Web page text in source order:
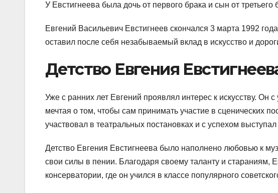
У Евстигнеева была дочь от первого брака и сын от третьего
Евгений Васильевич Евстигнеев скончался 3 марта 1992
оставил после себя незабываемый вклад в искусство и
Детство Евгения
Уже с ранних лет Евгений проявлял интерес к искусству. Он
мечтая о том, чтобы сам принимать участие в сценических
участвовал в театральных постановках и с успехом
Детство Евгения Евстигнеева было наполнено любовью к
свои силы в пении. Благодаря своему таланту и стараниям,
консерватории, где он учился в классе популярного